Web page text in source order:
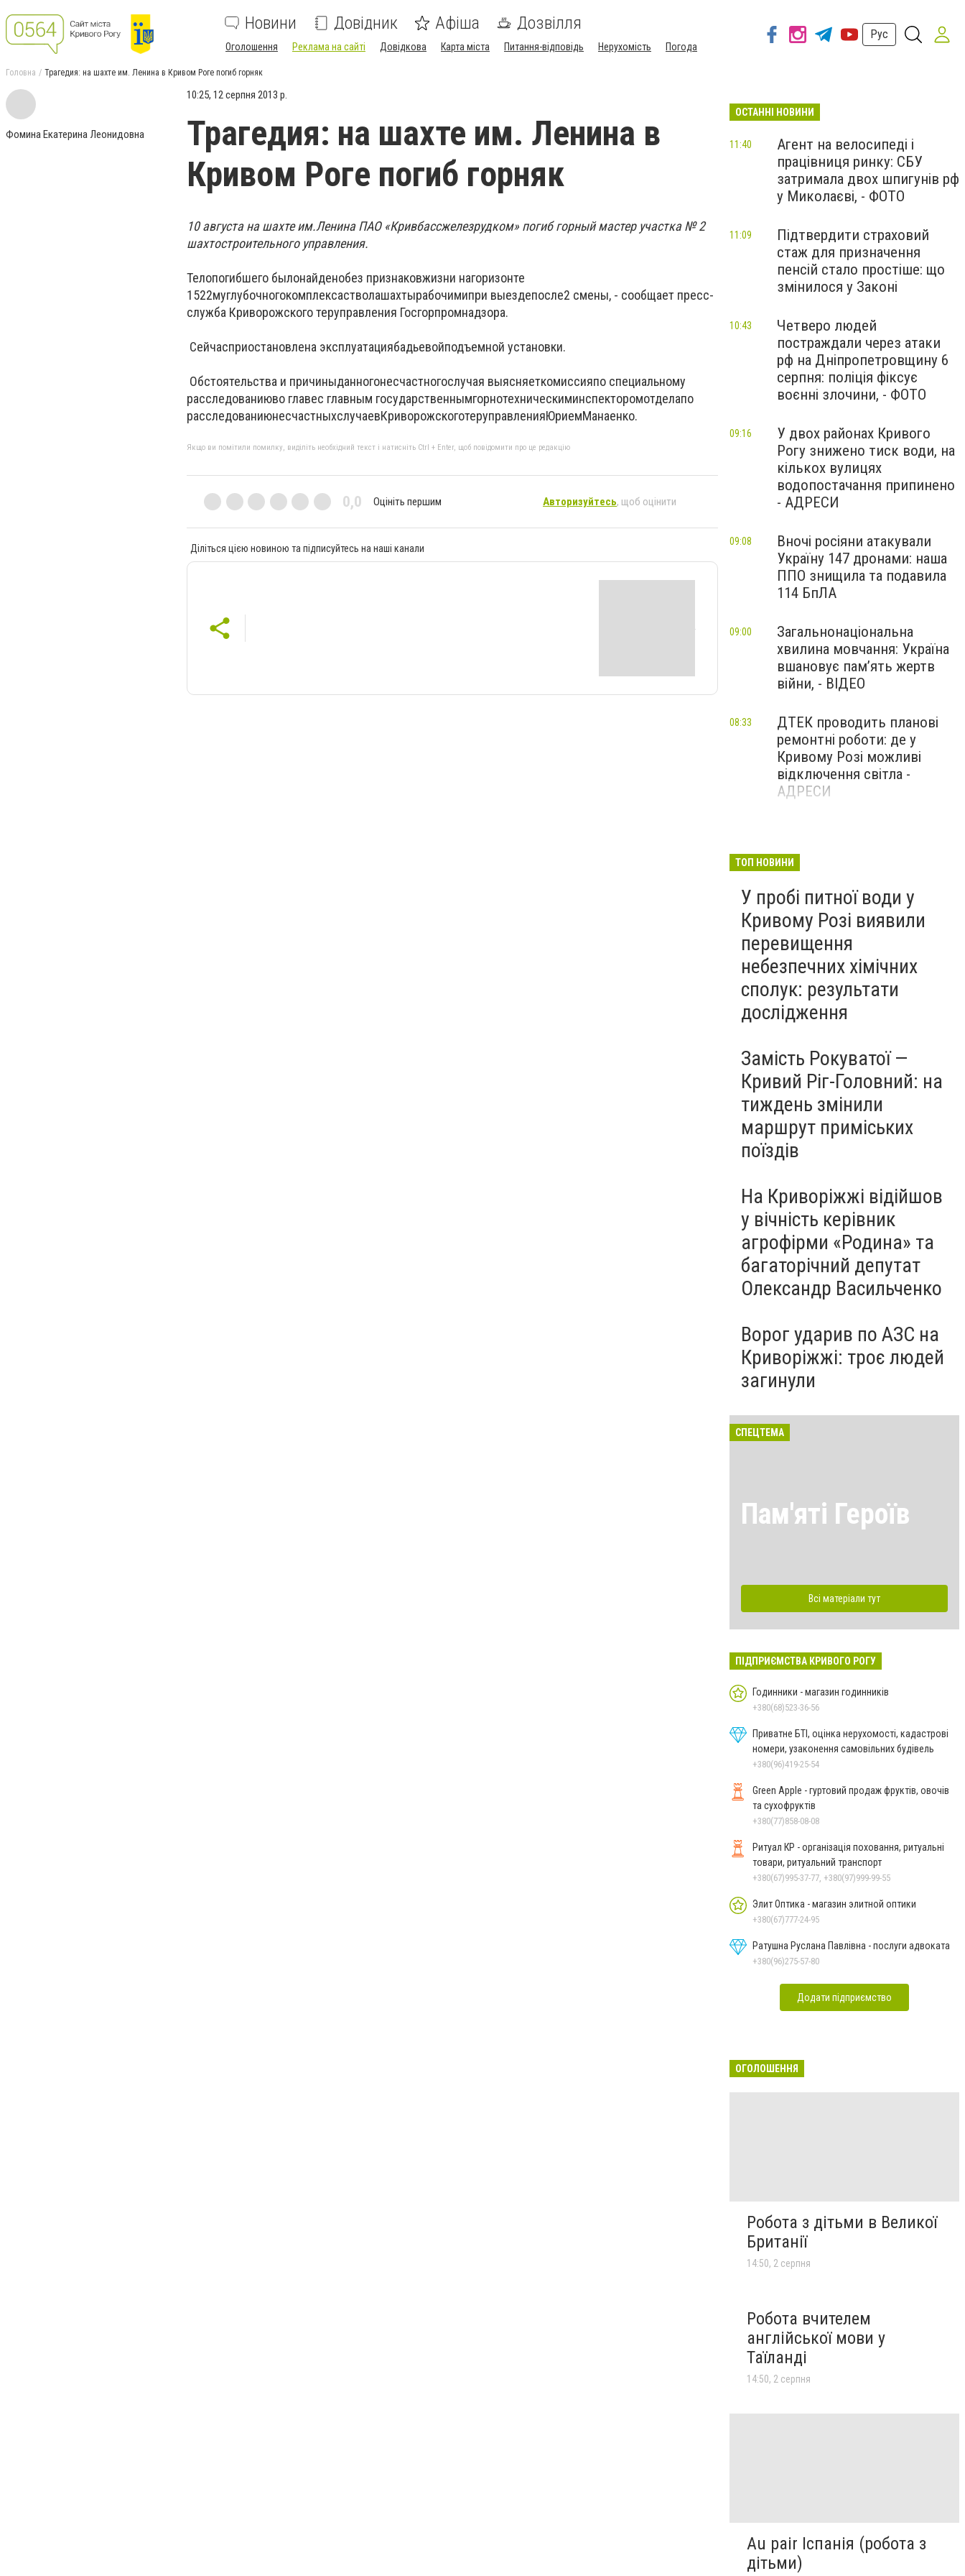
Новини Довідник Афіша Дозвілля
Оголошення Реклама на сайті Довідкова Карта міста Питання-відповідь Нерухомість Погода
Рус
Головна Трагедия: на шахте им. Ленина в Кривом Роге погиб горняк
Фомина Екатерина Леонидовна
10:25, 12 серпня 2013 р.
Трагедия: на шахте им. Ленина в
Кривом Роге погиб горняк
10 августа на шахте им.Ленина ПАО «Кривбассжелезрудком» погиб горный мастер участка № 2
шахтостроительного управления.
Телопогибшего былонайденобез признаковжизни нагоризонте
1522муглубочногокомплексастволашахтырабочимипри выездепосле2 смены, - сообщает пресс-
служба Криворожского теруправления Госгорпромнадзора.
Сейчасприостановлена эксплуатациябадьевойподъемной установки.
Обстоятельства и причиныданногонесчастногослучая выясняеткомиссияпо специальному
расследованиюво главес главным государственнымгорнотехническиминспекторомотделапо
расследованиюнесчастныхслучаевКриворожскоготеруправленияЮриемМанаенко.
Якщо ви помітили помилку, виділіть необхідний текст і натисніть Ctrl + Enter, щоб повідомити про це редакцію
0,0 Оцініть першим Авторизуйтесь, щоб оцінити
Діліться цією новиною та підписуйтесь на наші канали
ОСТАННІ НОВИНИ
Агент на велосипеді і
працівниця ринку: СБУ
затримала двох шпигунів рф
у Миколаєві, - ФОТО
11:40
Підтвердити страховий
стаж для призначення
пенсій стало простіше: що
змінилося у Законі
11:09
Четверо людей
постраждали через атаки
рф на Дніпропетровщину 6
серпня: поліція фіксує
воєнні злочини, - ФОТО
10:43
У двох районах Кривого
Рогу знижено тиск води, на
кількох вулицях
водопостачання припинено
- АДРЕСИ
09:16
Вночі росіяни атакували
Україну 147 дронами: наша
ППО знищила та подавила
114 БпЛА
09:08
Загальнонаціональна
хвилина мовчання: Україна
вшановує пам’ять жертв
війни, - ВІДЕО
09:00
ДТЕК проводить планові
ремонтні роботи: де у
Кривому Розі можливі
відключення світла -
АДРЕСИ
08:33
маршрутів дві третини
ТОП НОВИНИ
У пробі питної води у
Кривому Розі виявили
перевищення
небезпечних хімічних
сполук: результати
дослідження
Замість Рокуватої —
Кривий Ріг-Головний: на
тиждень змінили
маршрут приміських
поїздів
На Криворіжжі відійшов
у вічність керівник
агрофірми «Родина» та
багаторічний депутат
Олександр Васильченко
Ворог ударив по АЗС на
Криворіжжі: троє людей
загинули
СПЕЦТЕМА
Пам'яті Героїв
Всі матеріали тут
ПІДПРИЄМСТВА КРИВОГО РОГУ
Годинники - магазин годинників
+380(68)523-36-56
Приватне БТІ, оцінка нерухомості, кадастрові
номери, узаконення самовільних будівель
+380(96)419-25-54
Green Apple - гуртовий продаж фруктів, овочів
та сухофруктів
+380(77)858-08-08
Ритуал КР - організація поховання, ритуальні
товари, ритуальний транспорт
+380(67)995-37-77, +380(97)999-99-55
Элит Оптика - магазин элитной оптики
+380(67)777-24-95
Ратушна Руслана Павлівна - послуги адвоката
+380(96)275-57-80
Додати підприємство
ОГОЛОШЕННЯ
Робота з дітьми в Великої
Британії
14:50, 2 серпня
Робота вчителем
англійської мови у
Таїланді
14:50, 2 серпня
Au pair Іспанія (робота з
дітьми)